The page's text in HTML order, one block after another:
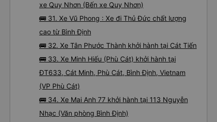
xe Quy Nhơn (Bến xe Quy Nhơn)
🚌 31. Xe Vũ Phong : Xe đi Thủ Đức chất lượng
cao từ Bình Định
🚌 32. Xe Tân Phước Thành khởi hành tại Cát Tiến
🚌 33. Xe Minh Hiếu (Phù Cát) khởi hành tại
ĐT633, Cát Minh, Phù Cát, Bình Định, Vietnam
(VP Phù Cát)
🚌 34. Xe Mai Anh 77 khởi hành tại 113 Nguyễn
Nhạc (Văn phòng Bình Định)